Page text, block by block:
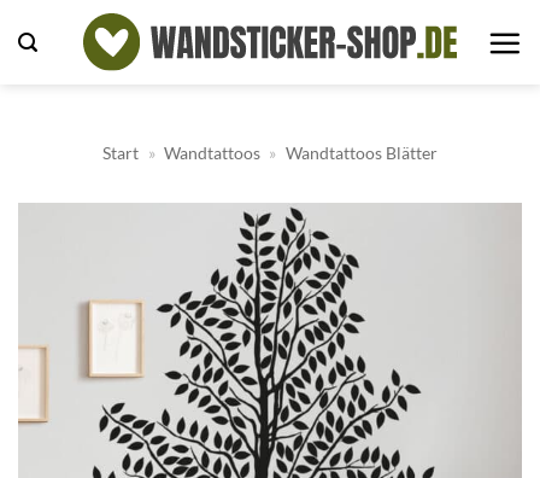
Inhalt
Start » Wandtattoos » Wandtattoos Blätter